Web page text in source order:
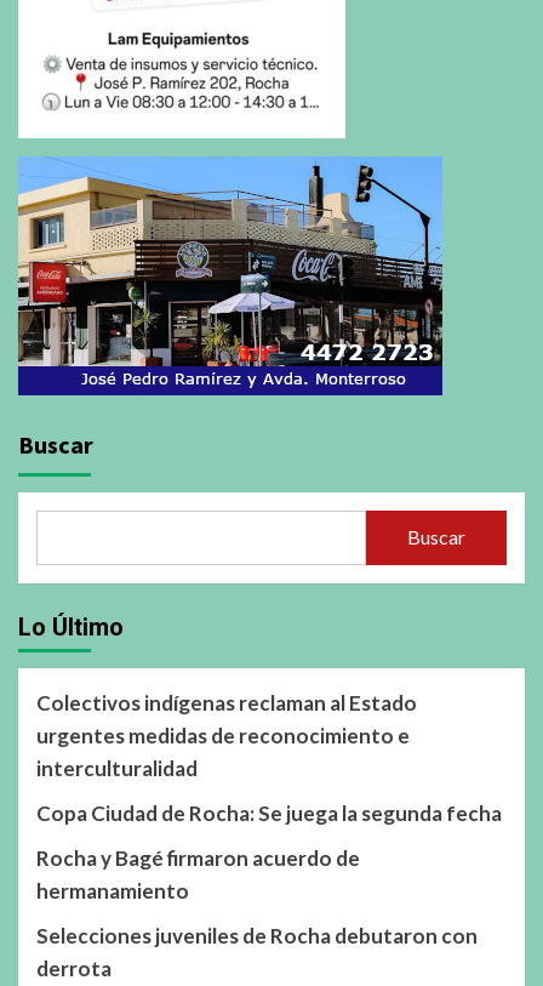
Buscar
Buscar
Lo Último
Colectivos indígenas reclaman al Estado
urgentes medidas de reconocimiento e
interculturalidad
Copa Ciudad de Rocha: Se juega la segunda fecha
Rocha y Bagé firmaron acuerdo de
hermanamiento
Selecciones juveniles de Rocha debutaron con
derrota